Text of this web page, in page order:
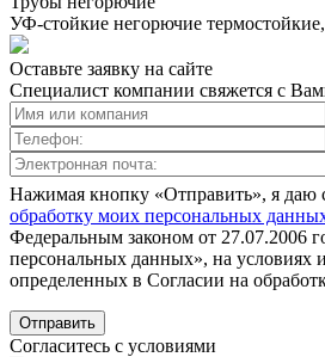
УФ-стойкие негорючие
Оставьте заявку на сайте
Специалист компании свяжется с
Нажимая кнопку «Отправить», я даю
обработку моих персональных
Федеральным законом от 27.07.2006
персональных данных», на условиях
определенных в Согласии на
Согласитесь с условиями